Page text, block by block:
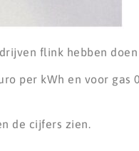
flink hebben
per kWh en voor gas
de cijfers zien.